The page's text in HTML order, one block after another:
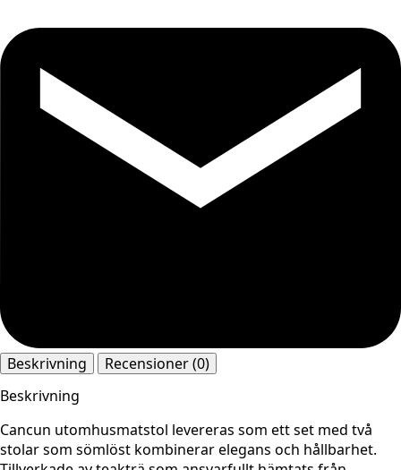
Beskrivning
Recensioner (0)
Beskrivning
Cancun utomhusmatstol levereras som ett set med två
stolar som sömlöst kombinerar elegans och hållbarhet.